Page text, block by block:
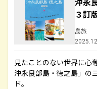
３訂
島旅
見たことのない世界に心
沖永良部島・徳之島」の
ド。